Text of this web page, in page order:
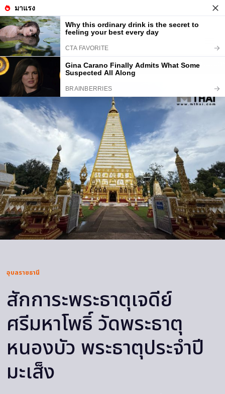
Skip to content
หน้าแรก
ทำนายฝัน ตรวจหวย ผลบอล ดูดวง
วอลเปเป
ไลฟ์สไตล์
อุบลราชธานี
สักการะพระธาตุเจดีย์
ศรีมหาโพธิ์ วัดพระธาตุ
หนองบัว พระธาตุประจำปี
มะเส็ง